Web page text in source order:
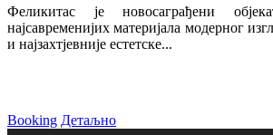
Феликитас је новосаграђени
најсавременијих материјала модерног
и најзахтјевније естетске...
Booking Детаљно